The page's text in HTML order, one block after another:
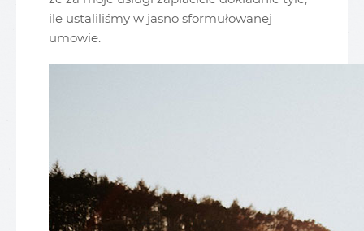
ile ustaliliśmy w jasno sformułowanej
umowie.